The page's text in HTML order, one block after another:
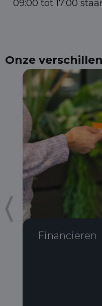
09:00 tot 17:00
Onze
Financieren